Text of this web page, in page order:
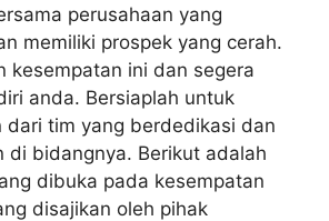
perusahaan yang
memiliki prospek yang cerah.
kesempatan ini dan segera
anda. Bersiaplah untuk
dari tim yang berdedikasi dan
di bidangnya. Berikut adalah
dibuka pada kesempatan
disajikan oleh pihak